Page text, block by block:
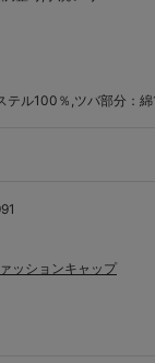
ル100％,ツバ部分：
ッションキャップ